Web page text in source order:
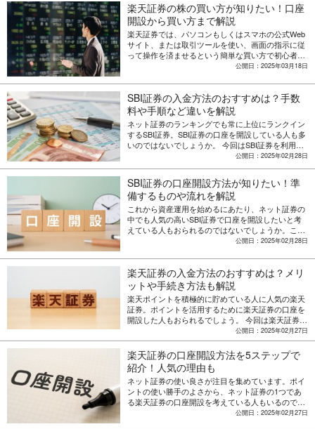
楽天証券の株の買い方が知りたい！口座
開設から買い方まで解説
楽天証券では、パソコンもしくはスマホの公式Web
サイト、または取引ツールを使い、画面の指示に従
って操作を済ませるという簡単な買い方で初心者で
も株取引ができます。具体的な操作方法や銘柄の選
公開日：2025年03月18日
SBI証券の入金方法のおすすめは？手数
料や手順など違いを解説
ネット証券のランキングでも常に上位にランクイン
するSBI証券。SBI証券の口座を開設している人も多
いのではないでしょうか。 今回はSBI証券を利用す
る際におすすめの入金方法やその理由について解説
公開日：2025年02月28日
SBI証券の口座開設方法が知りたい！準
備するものや流れを解説
これから資産運用を始めるにあたり、ネット証券の
中でも人気の高いSBI証券で口座を開設したいと考
えている人もおられるのではないでしょうか。この
記事ではSBI証券の口座開設方法の流れを解説する
します。
公開日：2025年02月28日
楽天証券の入金方法のおすすめは？メリ
ットや手続き方法も解説
楽天ポイントを積極的に貯めている人に人気の楽天
証券。ポイントを活用するために楽天証券の口座を
開設した人もおられるでしょう。 今回は楽天証券の
口座への入金方法について解説するとともに、おす
すめの入金方法やよくある質問について紹介しま
す。
公開日：2025年02月27日
楽天証券の口座開設方法を5ステップで
紹介！人気の理由も
ネット証券の使い良さが注目を集めています。ポイ
ントの使い勝手のよさから、ネット証券の1つであ
る楽天証券の口座開設を考えている人もいるのでは
ないでしょうか。今回は楽天証券の口座開設の方法
公開日：2025年02月27日